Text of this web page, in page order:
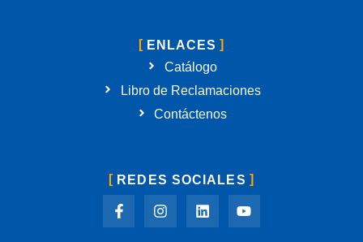
ENLACES
Catálogo
Libro de Reclamaciones
Contáctenos
REDES SOCIALES